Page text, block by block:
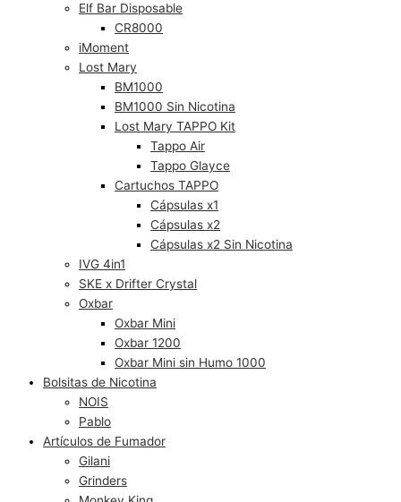
Elf Bar Disposable
CR8000
iMoment
Lost Mary
BM1000
BM1000 Sin Nicotina
Lost Mary TAPPO Kit
Tappo Air
Tappo Glayce
Cartuchos TAPPO
Cápsulas x1
Cápsulas x2
Cápsulas x2 Sin Nicotina
IVG 4in1
SKE x Drifter Crystal
Oxbar
Oxbar Mini
Oxbar 1200
Oxbar Mini sin Humo 1000
Bolsitas de Nicotina
NOIS
Pablo
Artículos de Fumador
Gilani
Grinders